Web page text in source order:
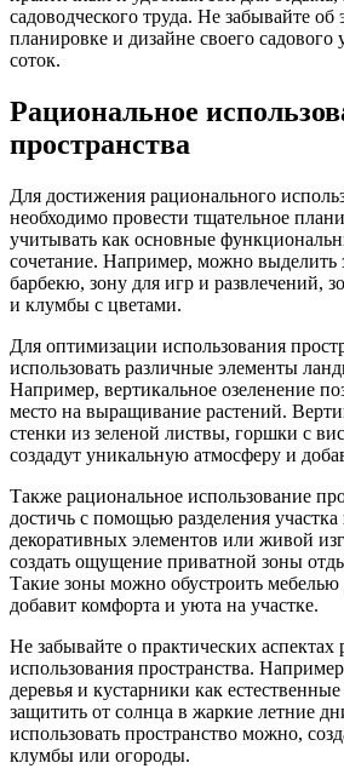
садоводческого труда. Не забывайте об
планировке и дизайне своего
соток.
Рациональное
пространства
Для достижения рационального
необходимо провести тщательное
учитывать как основные
сочетание. Например, можно выделить
барбекю, зону для игр и развлечений,
и клумбы с цветами.
Для оптимизации использования
использовать различные элементы
Например, вертикальное озеленение
место на выращивание растений.
стенки из зеленой листвы, горшки с
создадут уникальную атмосферу и
Также рациональное использование
достичь с помощью разделения
декоративных элементов или живой
создать ощущение приватной зоны
Такие зоны можно обустроить мебелью
добавит комфорта и уюта на участке.
Не забывайте о практических аспектах
использования пространства.
деревья и кустарники как
защитить от солнца в жаркие летние
использовать пространство можно,
клумбы или огороды.